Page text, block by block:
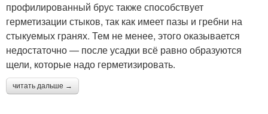
профилированный брус также способствует
герметизации стыков, так как имеет пазы и гребни на
стыкуемых гранях. Тем не менее, этого оказывается
недостаточно — после усадки всё равно образуются
щели, которые надо герметизировать.
читать дальше →